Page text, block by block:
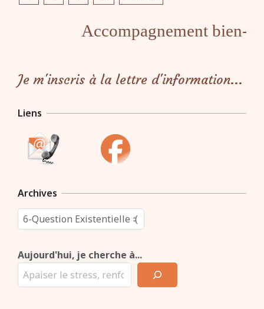
publicationsAccompagnement bien-
Je m'inscris à la lettre d'information...
Liens
Archives
Archives
Aujourd'hui, je cherche à...